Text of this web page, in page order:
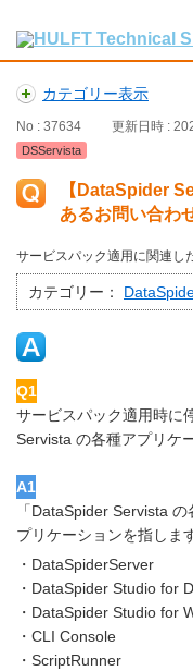
カテゴリー表示
No : 37634 更新日時 :
DSServista
【DataSpider
あるお問い合わ
サービスパック適用に関連し
カテゴリー：
Q1
サービスパック適用時に
Servista の各種アプリケ
A1
「DataSpider Servista
プリケーションを指しま
・DataSpiderServer
・DataSpider Studio for
・DataSpider Studio for
・CLI Console
・ScriptRunner